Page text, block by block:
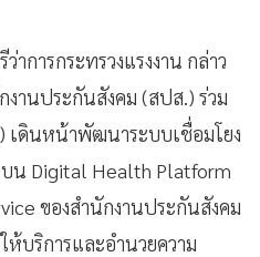
การกระทรวงแรงงาน กล่าว
งานประกันสังคม (สปส.) ร่วม
เดินหน้าพัฒนาระบบเชื่อมโยง
น Digital Health Platform
ของสำนักงานประกันสังคม
บริการและอำนวยความ